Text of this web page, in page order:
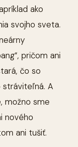
ako
svojho sveta.
pričom ani
čo so
stráviteľná. A
možno sme
nového
ani tušiť.